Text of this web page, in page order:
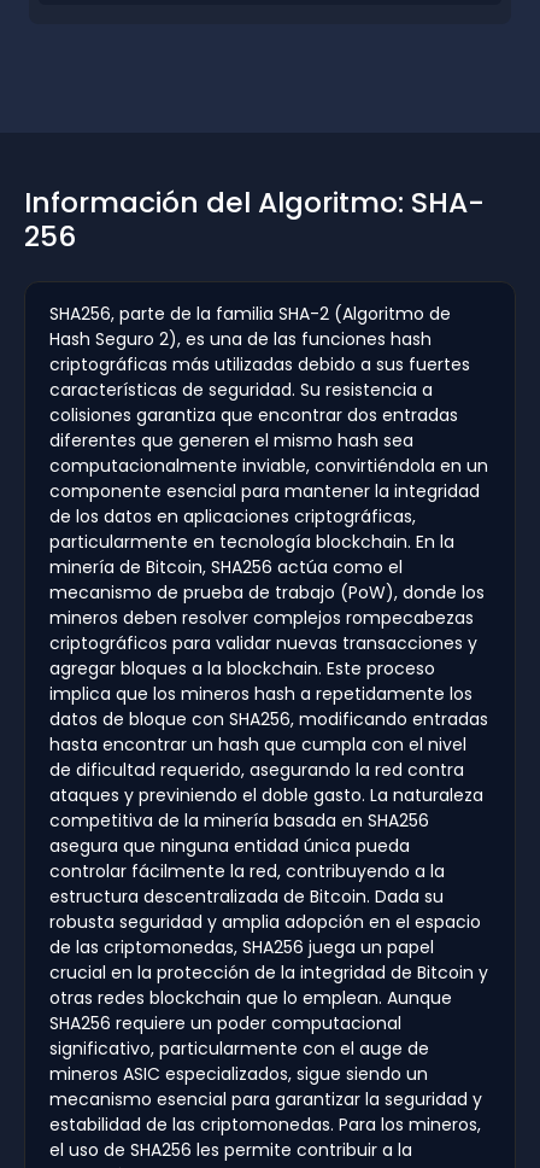
Información del Algoritmo: SHA-
256
SHA256, parte de la familia SHA-2 (Algoritmo de
Hash Seguro 2), es una de las funciones hash
criptográficas más utilizadas debido a sus fuertes
características de seguridad. Su resistencia a
colisiones garantiza que encontrar dos entradas
diferentes que generen el mismo hash sea
computacionalmente inviable, convirtiéndola en un
componente esencial para mantener la integridad
de los datos en aplicaciones criptográficas,
particularmente en tecnología blockchain. En la
minería de Bitcoin, SHA256 actúa como el
mecanismo de prueba de trabajo (PoW), donde los
mineros deben resolver complejos rompecabezas
criptográficos para validar nuevas transacciones y
agregar bloques a la blockchain. Este proceso
implica que los mineros hash a repetidamente los
datos de bloque con SHA256, modificando entradas
hasta encontrar un hash que cumpla con el nivel
de dificultad requerido, asegurando la red contra
ataques y previniendo el doble gasto. La naturaleza
competitiva de la minería basada en SHA256
asegura que ninguna entidad única pueda
controlar fácilmente la red, contribuyendo a la
estructura descentralizada de Bitcoin. Dada su
robusta seguridad y amplia adopción en el espacio
de las criptomonedas, SHA256 juega un papel
crucial en la protección de la integridad de Bitcoin y
otras redes blockchain que lo emplean. Aunque
SHA256 requiere un poder computacional
significativo, particularmente con el auge de
mineros ASIC especializados, sigue siendo un
mecanismo esencial para garantizar la seguridad y
estabilidad de las criptomonedas. Para los mineros,
el uso de SHA256 les permite contribuir a la